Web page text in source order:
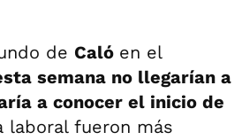
de Caló en el
semana no llegarían a
a conocer el inicio de
laboral fueron más